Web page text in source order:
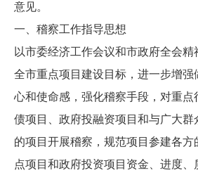
意见。
一、稽察工作指导思想
以市委经济工作会议和市政府全会
全市重点项目建设目标，进一步增强
心和使命感，强化稽察手段，对重点
债项目、政府投融资项目和与广大群
的项目开展稽察，规范项目参建各
点项目和政府投资项目资金、进度